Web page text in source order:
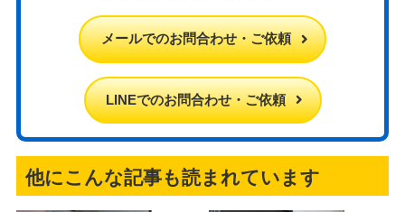
メールでのお問合わせ・ご依頼
LINEでのお問合わせ・ご依頼
他にこんな記事も読まれています